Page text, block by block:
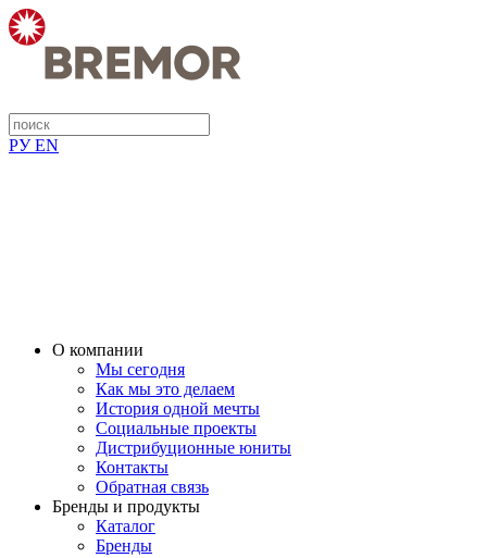
РУ EN
О компании
Мы сегодня
Как мы это делаем
История одной мечты
Социальные проекты
Дистрибуционные юниты
Контакты
Обратная связь
Бренды и продукты
Каталог
Бренды